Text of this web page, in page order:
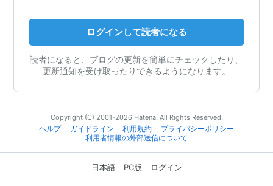
ログインして読者になる
読者になると、ブログの更新を簡単にチェックしたり、
更新通知を受け取ったりできるようになります。
Copyright (C) 2001-2026 Hatena. All Rights Reserved.
ヘルプ
ガイドライン 利用規約
プライバシーポリシー
利用者情報の外部送信について
日本語 PC版 ログイン